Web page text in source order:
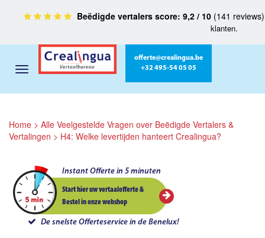
Beëdigde vertalers score: 9,2 / 10(141
klanten.
offerte@crealingua.be
+32 495-54 05 05
Home > Alle Veelgestelde Vragen over Beëdigde Vertalers &
Vertalingen > H4: Welke levertijden hanteert Crealingua?
Instant Offerte in 5 minuten
Start hier uw vertaalofferte &
Bestel in onze webshop
De snelste Offerteservice in de Benelux!